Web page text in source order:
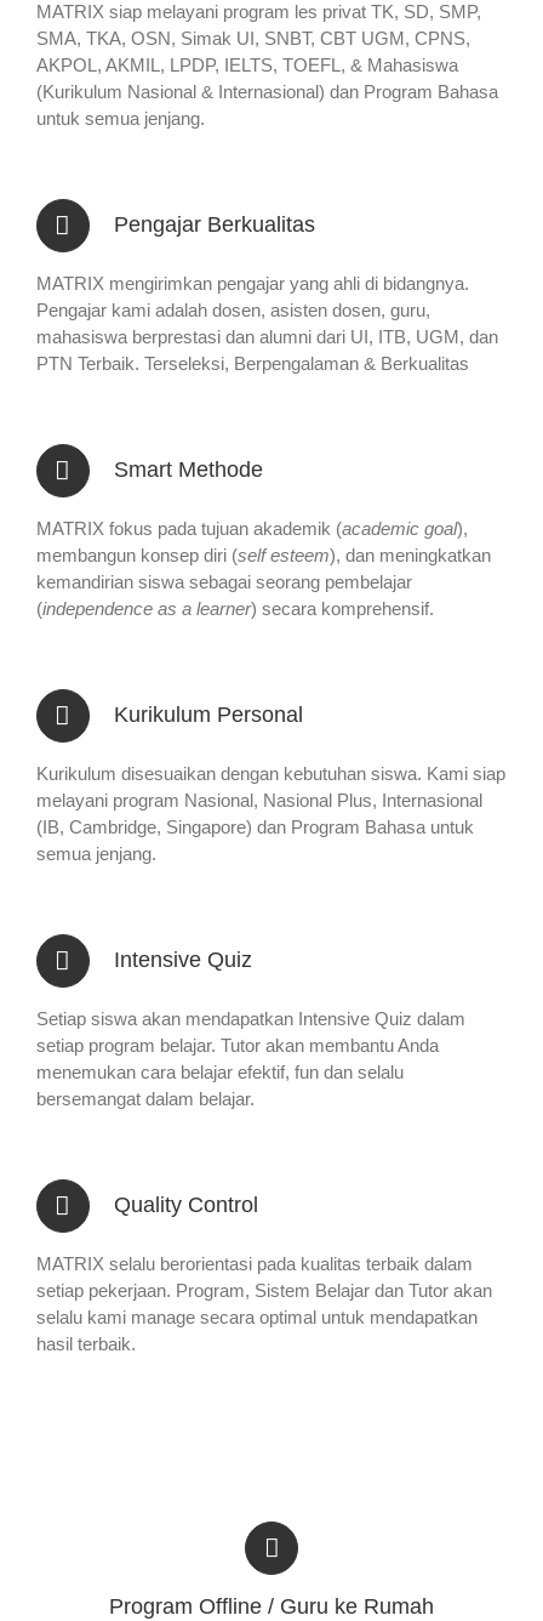
MATRIX siap melayani program les privat TK, SD, SMP,
SMA, TKA, OSN, Simak UI, SNBT, CBT UGM, CPNS,
AKPOL, AKMIL, LPDP, IELTS, TOEFL, & Mahasiswa
(Kurikulum Nasional & Internasional) dan Program Bahasa
untuk semua jenjang.
Pengajar Berkualitas
MATRIX mengirimkan pengajar yang ahli di bidangnya.
Pengajar kami adalah dosen, asisten dosen, guru,
mahasiswa berprestasi dan alumni dari UI, ITB, UGM, dan
PTN Terbaik. Terseleksi, Berpengalaman & Berkualitas
Smart Methode
MATRIX fokus pada tujuan akademik (academic goal),
membangun konsep diri (self esteem), dan meningkatkan
kemandirian siswa sebagai seorang pembelajar
(independence as a learner) secara komprehensif.
Kurikulum Personal
Kurikulum disesuaikan dengan kebutuhan siswa. Kami siap
melayani program Nasional, Nasional Plus, Internasional
(IB, Cambridge, Singapore) dan Program Bahasa untuk
semua jenjang.
Intensive Quiz
Setiap siswa akan mendapatkan Intensive Quiz dalam
setiap program belajar. Tutor akan membantu Anda
menemukan cara belajar efektif, fun dan selalu
bersemangat dalam belajar.
Quality Control
MATRIX selalu berorientasi pada kualitas terbaik dalam
setiap pekerjaan. Program, Sistem Belajar dan Tutor akan
selalu kami manage secara optimal untuk mendapatkan
hasil terbaik.
Program Offline / Guru ke Rumah